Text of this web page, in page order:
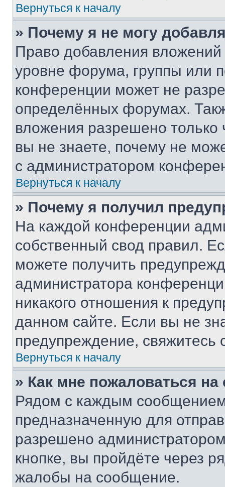
Вернуться к началу
» Почему я не могу
Право добавления
уровне форума, группы или
конференции может не
определённых форумах.
вложения разрешено
вы не знаете, почему не
с администратором
Вернуться к началу
» Почему я получил
На каждой конференции
собственный свод правил.
можете получить
администратора
никакого отношения к
данном сайте. Если вы не
предупреждение,
Вернуться к началу
» Как мне пожаловаться
Рядом с каждым сообщением
предназначенную для
разрешено
кнопке, вы пройдёте через
жалобы на сообщение.